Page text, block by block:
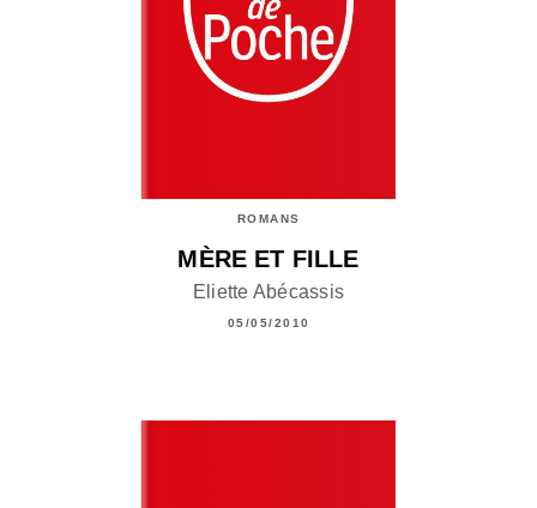
ROMANS
MÈRE ET FILLE
Eliette Abécassis
05/05/2010